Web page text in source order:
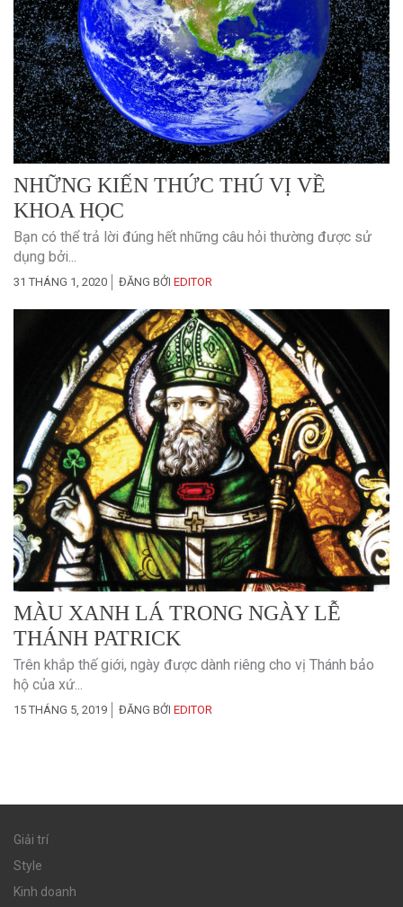
NHỮNG KIẾN THỨC THÚ VỊ VỀ
KHOA HỌC
Bạn có thể trả lời đúng hết những câu hỏi thường được sử
dụng bởi...
31 THÁNG 1, 2020 ĐĂNG BỞI EDITOR
MÀU XANH LÁ TRONG NGÀY LỄ
THÁNH PATRICK
Trên khắp thế giới, ngày được dành riêng cho vị Thánh bảo
hộ của xứ...
15 THÁNG 5, 2019 ĐĂNG BỞI EDITOR
Giải trí
Style
Kinh doanh